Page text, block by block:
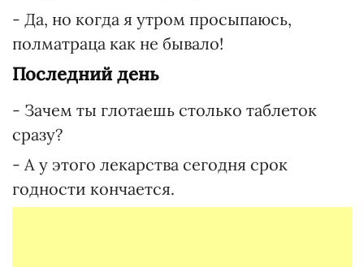
- Да, но когда я утром просыпаюсь,
полматраца как не бывало!
Последний день
- Зачем ты глотаешь столько таблеток
сразу?
- А у этого лекарства сегодня срок
годности кончается.